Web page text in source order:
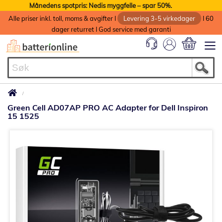
Månedens spotpris: Nedis myggfelle – spar 50%.
Alle priser inkl. toll, moms & avgifter I
Levering 3-5 virkedager
I 60
dager returret I God service med garanti
Green Cell AD07AP PRO AC Adapter for Dell Inspiron
15 1525
bildegalleri